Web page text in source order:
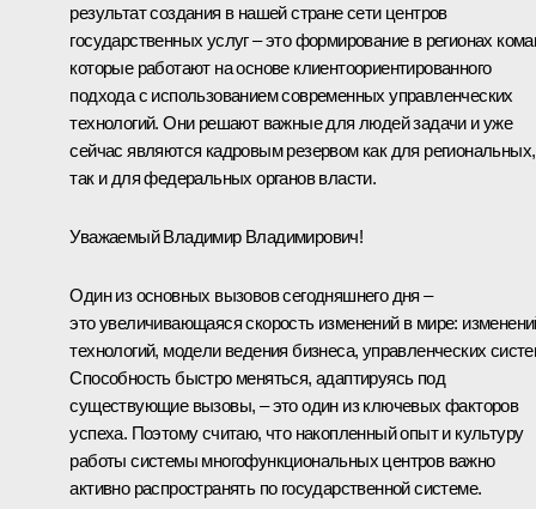
результат создания в нашей стране сети центров
государственных услуг – это формирование в регионах
которые работают на основе клиентоориентированного
подхода с использованием современных управленческих
технологий. Они решают важные для людей задачи и уже
сейчас являются кадровым резервом как для региональных,
так и для федеральных органов власти.
Уважаемый Владимир Владимирович!
Один из основных вызовов сегодняшнего дня –
это увеличивающаяся скорость изменений в мире:
технологий, модели ведения бизнеса, управленческих
Способность быстро меняться, адаптируясь под
существующие вызовы, – это один из ключевых факторов
успеха. Поэтому считаю, что накопленный опыт и культуру
работы системы многофункциональных центров важно
активно распространять по государственной системе.